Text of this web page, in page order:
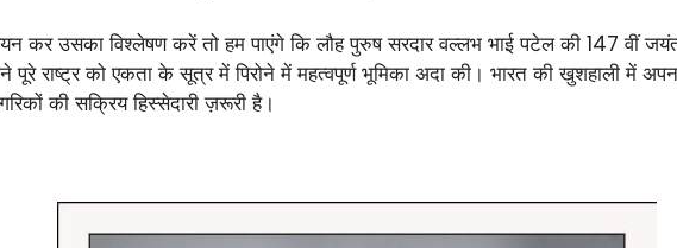
कर उसका विश्लेषण करें तो हम पाएंगे कि लौह पुरुष सरदार वल्लभ भाई पटेल की 147 वीं
राष्ट्र को एकता के सूत्र में पिरोने में महत्वपूर्ण भूमिका अदा की। भारत की खुशहाली में
की सक्रिय हिस्सेदारी ज़रूरी है।